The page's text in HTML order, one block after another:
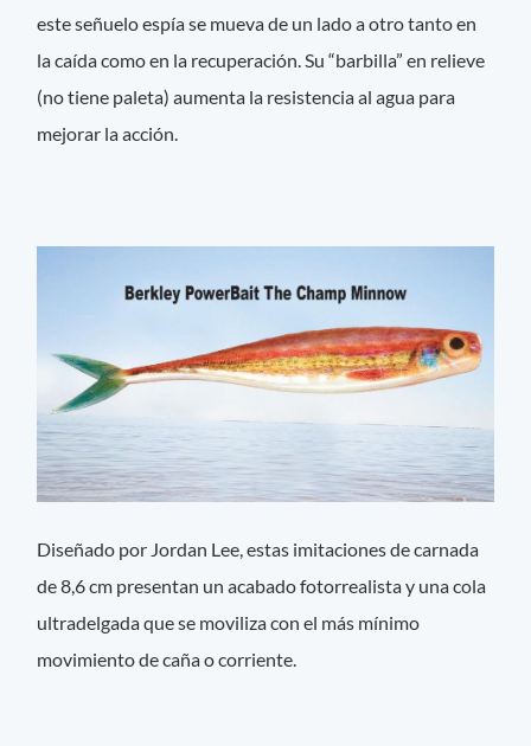
este señuelo espía se mueva de un lado a otro tanto en
la caída como en la recuperación. Su “barbilla” en relieve
(no tiene paleta) aumenta la resistencia al agua para
mejorar la acción.
Diseñado por Jordan Lee, estas imitaciones de carnada
de 8,6 cm presentan un acabado fotorrealista y una cola
ultradelgada que se moviliza con el más mínimo
movimiento de caña o corriente.